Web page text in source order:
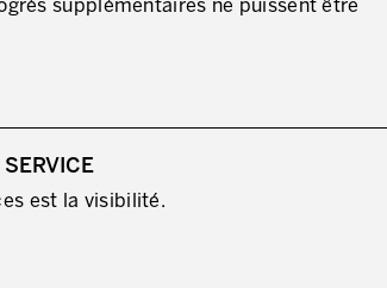
supplémentaires ne puissent être
SERVICE
est la visibilité.